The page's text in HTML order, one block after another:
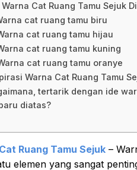
Warna Cat Ruang Tamu Sejuk
cat ruang tamu biru
cat ruang tamu hijau
cat ruang tamu kuning
cat ruang tamu oranye
Warna Cat Ruang Tamu
tertarik dengan ide
diatas?
Ruang Tamu Sejuk –
elemen yang sangat